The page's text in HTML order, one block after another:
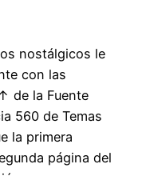
nostálgicos le
con las
de la Fuente
560 de Temas
la primera
página del